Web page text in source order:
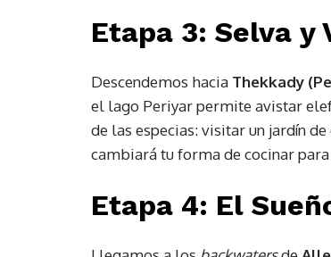
Etapa 3: Selva y
Descendemos hacia Thekkady
el lago Periyar permite avistar
de las especias: visitar un jardín
cambiará tu forma de cocinar
Etapa 4: El